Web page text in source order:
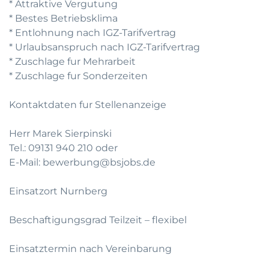
* Attraktive Vergutung
* Bestes Betriebsklima
* Entlohnung nach IGZ-Tarifvertrag
* Urlaubsanspruch nach IGZ-Tarifvertrag
* Zuschlage fur Mehrarbeit
* Zuschlage fur Sonderzeiten
Kontaktdaten fur Stellenanzeige
Herr Marek Sierpinski
Tel.: 09131 940 210 oder
E-Mail: bewerbung@bsjobs.de
Einsatzort Nurnberg
Beschaftigungsgrad Teilzeit – flexibel
Einsatztermin nach Vereinbarung